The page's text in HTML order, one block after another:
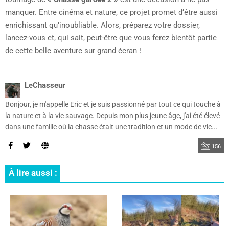
manquer. Entre cinéma et nature, ce projet promet d’être aussi
enrichissant qu’inoubliable. Alors, préparez votre dossier,
lancez-vous et, qui sait, peut-être que vous ferez bientôt partie
de cette belle aventure sur grand écran !
LeChasseur
Bonjour, je m'appelle Eric et je suis passionné par tout ce qui touche à
la nature et à la vie sauvage. Depuis mon plus jeune âge, j'ai été élevé
dans une famille où la chasse était une tradition et un mode de vie...
156
À lire aussi :